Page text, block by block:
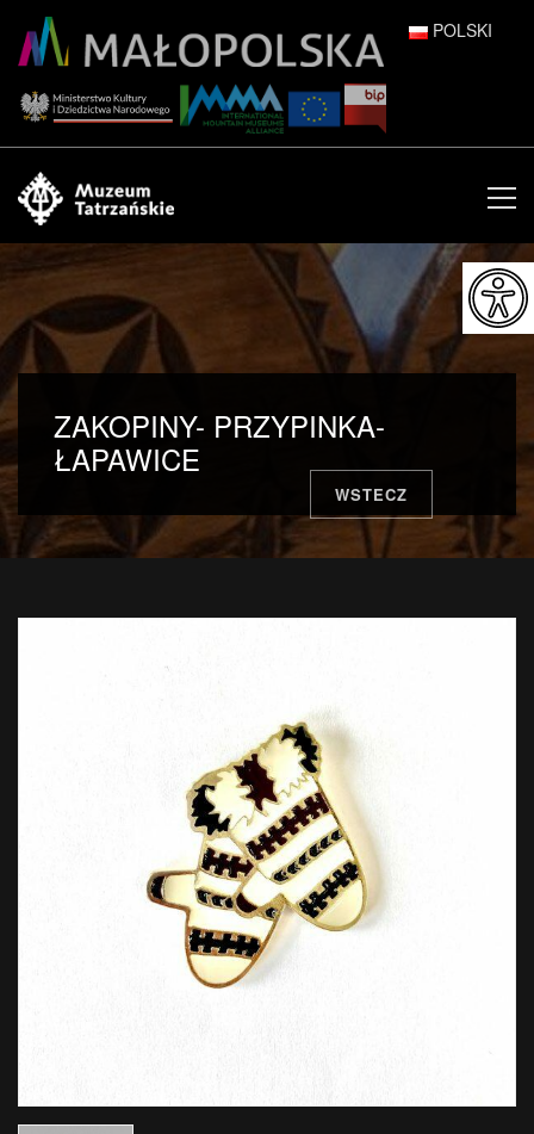
POLSKI
ENGLISH
ESPAÑOL
FRANÇAIS
ITALIANO
ZAKOPINY- PRZYPINKA-
ŁAPAWICE
WSTECZ